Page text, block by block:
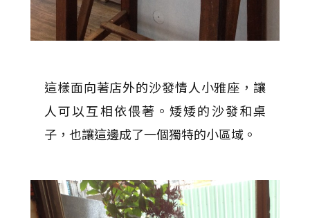
這樣面向著店外的沙發情人小雅座，讓
人可以互相依偎著。矮矮的沙發和桌
子，也讓這邊成了一個獨特的小區域。